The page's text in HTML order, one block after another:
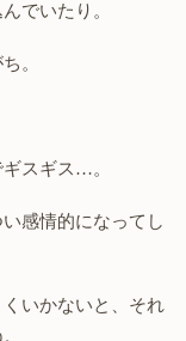
でいたり。
。
スギス…。
感情的になってし
いかないと、それ